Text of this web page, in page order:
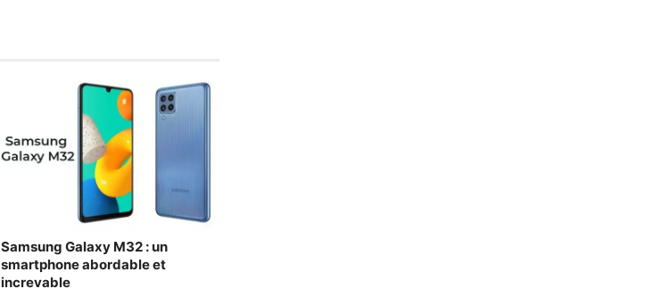
Samsung Galaxy M32 : un
smartphone abordable et
increvable